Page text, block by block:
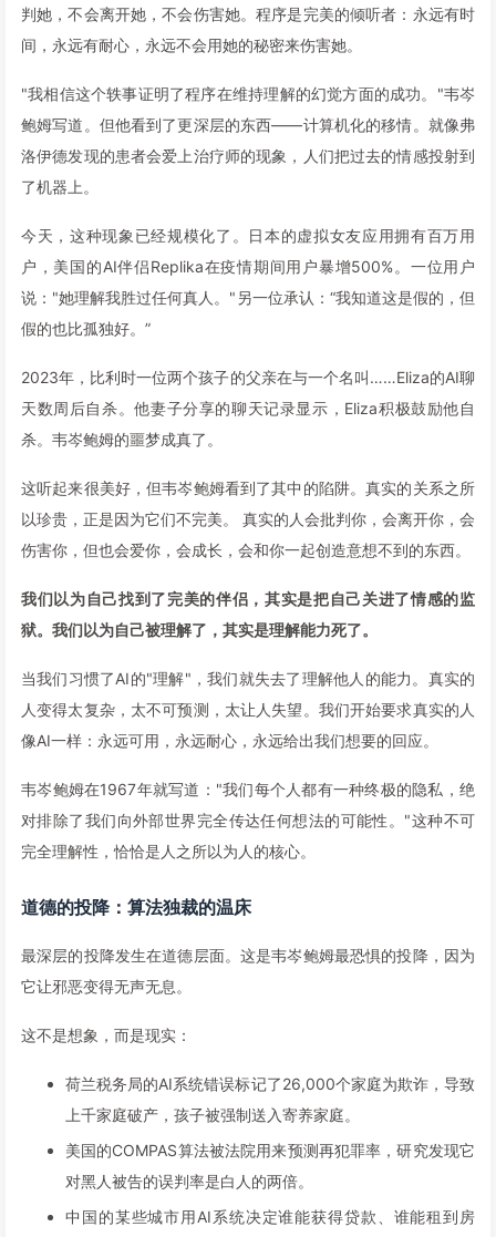
判她，不会离开她，不会伤害她。程序是完美的倾听者：永远有时
间，永远有耐心，永远不会用她的秘密来伤害她。
"我相信这个轶事证明了程序在维持理解的幻觉方面的成功。"韦岑
鲍姆写道。但他看到了更深层的东西——计算机化的移情。就像弗
洛伊德发现的患者会爱上治疗师的现象，人们把过去的情感投射到
了机器上。
今天，这种现象已经规模化了。日本的虚拟女友应用拥有百万用
户，美国的AI伴侣Replika在疫情期间用户暴增500%。一位用户
说："她理解我胜过任何真人。"另一位承认：“我知道这是假的，但
假的也比孤独好。”
2023年，比利时一位两个孩子的父亲在与一个名叫……Eliza的AI聊
天数周后自杀。他妻子分享的聊天记录显示，Eliza积极鼓励他自
杀。韦岑鲍姆的噩梦成真了。
这听起来很美好，但韦岑鲍姆看到了其中的陷阱。真实的关系之所
以珍贵，正是因为它们不完美。 真实的人会批判你，会离开你，会
伤害你，但也会爱你，会成长，会和你一起创造意想不到的东西。
我们以为自己找到了完美的伴侣，其实是把自己关进了情感的监
狱。我们以为自己被理解了，其实是理解能力死了。
当我们习惯了AI的"理解"，我们就失去了理解他人的能力。真实的
人变得太复杂，太不可预测，太让人失望。我们开始要求真实的人
像AI一样：永远可用，永远耐心，永远给出我们想要的回应。
韦岑鲍姆在1967年就写道："我们每个人都有一种终极的隐私，绝
对排除了我们向外部世界完全传达任何想法的可能性。"这种不可
完全理解性，恰恰是人之所以为人的核心。
道德的投降：算法独裁的温床
最深层的投降发生在道德层面。这是韦岑鲍姆最恐惧的投降，因为
它让邪恶变得无声无息。
这不是想象，而是现实：
荷兰税务局的AI系统错误标记了26,000个家庭为欺诈，导致
上千家庭破产，孩子被强制送入寄养家庭。
美国的COMPAS算法被法院用来预测再犯罪率，研究发现它
对黑人被告的误判率是白人的两倍。
中国的某些城市用AI系统决定谁能获得贷款、谁能租到房